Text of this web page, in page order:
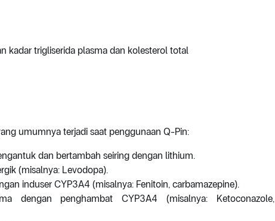
kadar trigliserida plasma dan kolesterol total
umumnya terjadi saat penggunaan Q-Pin:
dan bertambah seiring dengan lithium.
(misalnya: Levodopa).
induser CYP3A4 (misalnya: Fenitoin, carbamazepine).
dengan penghambat CYP3A4 (misalnya: Ketoconazole,